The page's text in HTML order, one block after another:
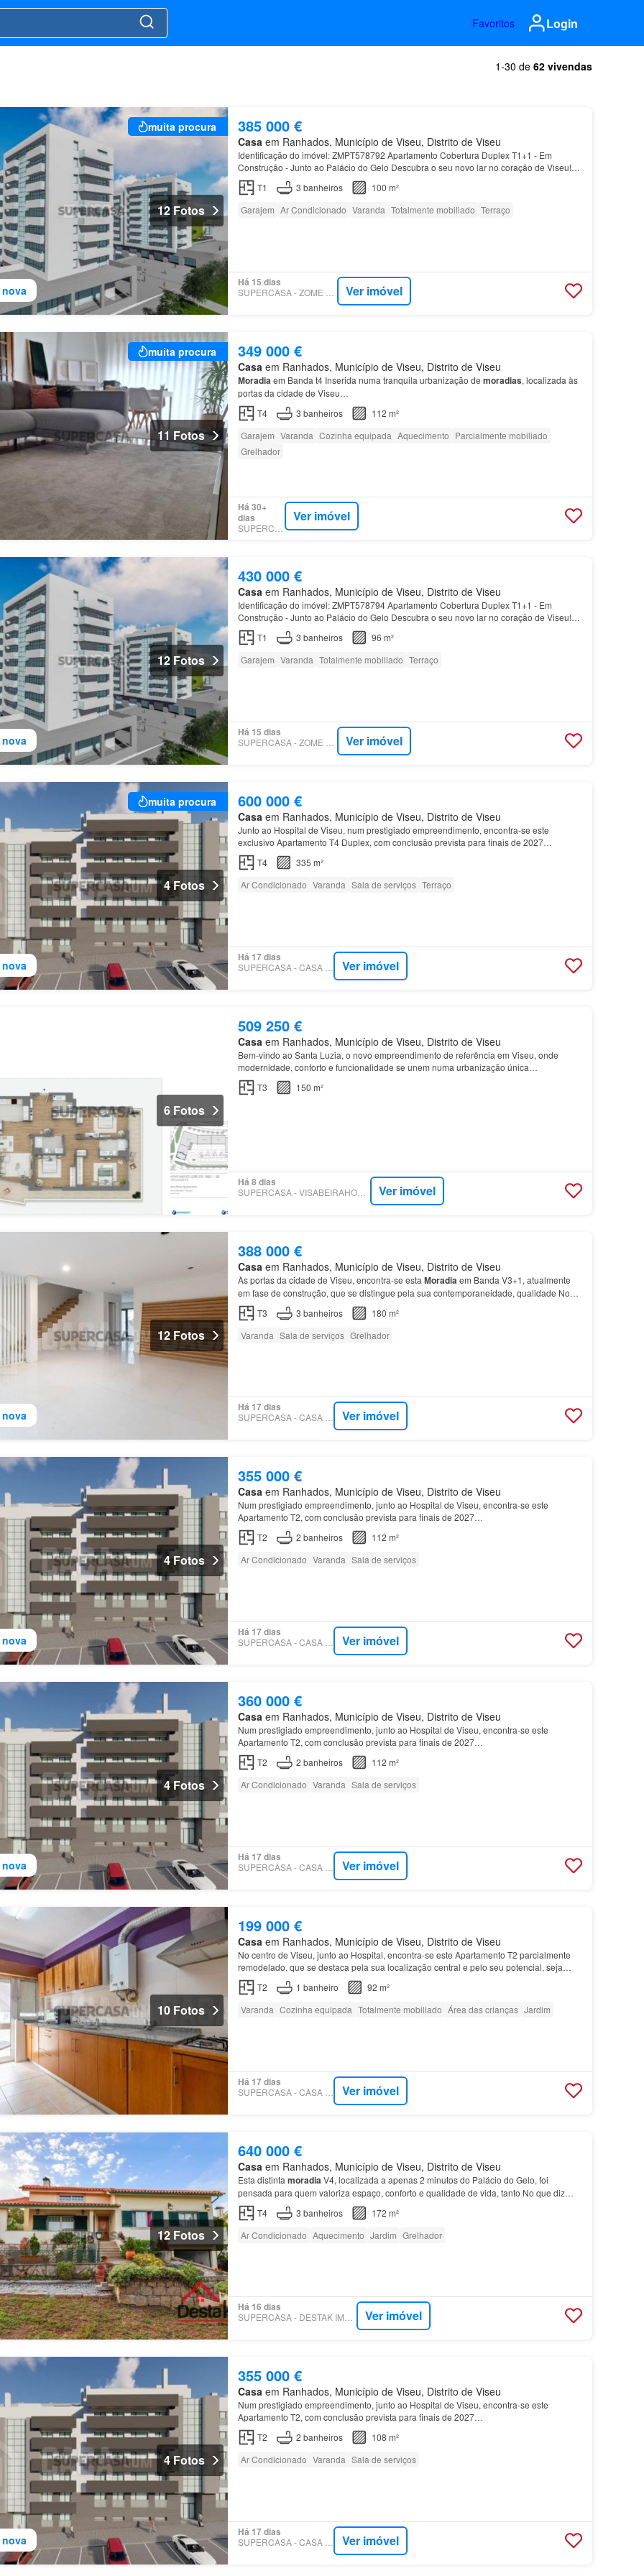
Favoritos Login
1-30 de 62 vivendas
muita procura
12 Fotos
385 000 €
Casaem Ranhados, Município de Viseu, Distrito de Viseu
Identificação do imóvel: ZMPT578792 Apartamento Cobertura Duplex T1+1 - Em
Construção - Junto ao Palácio do Gelo Descubra o seu novo lar no coração de Viseu!
Esta cobertura duplex T1+1 em fase de construção oferece o equilíbr…
T1 3 banheiros
100 m²
Garajem Ar Condicionado Varanda Totalmente mobiliado Terraço
Há 15 dias
SUPERCASA - ZOME GRUPO VIVA Ver imóvel
muita procura
11 Fotos
349 000 €
Casa em Ranhados, Município de Viseu, Distrito de Viseu
Moradiaem Banda t4 Inserida numa tranquila urbanização de moradias, localizada às
portas da cidade de Viseu…
T4
3 banheiros
112 m²
Garajem Varanda Cozinha equipada Aquecimento Parcialmente mobiliado
Grelhador
Há 30+
dias
SUPERCASA
Ver imóvel
12 Fotos
430 000 €
Casa em Ranhados, Município de Viseu, Distrito de Viseu
Identificação do imóvel: ZMPT578794 Apartamento Cobertura Duplex T1+1 - Em
Construção - Junto ao Palácio do Gelo Descubra o seu novo lar no coração de Viseu!
Esta cobertura duplex T1+1 em fase de construção oferece o equilíbr…
T1 3 banheiros
96 m²
Garajem Varanda Totalmente mobiliado Terraço
Há 15 dias
SUPERCASA - ZOME GRUPO VIVA Ver imóvel
muita procura
4 Fotos
600 000 €
Casa em Ranhados, Município de Viseu, Distrito de Viseu
Junto ao Hospital de Viseu, num prestigiado empreendimento, encontra-se este
exclusivo Apartamento T4 Duplex, com conclusão prevista para finais de 2027…
T4
335 m²
Ar Condicionado Varanda Sala de serviços Terraço
Há 17 dias
SUPERCASA - CASA COM CASA Ver imóvel
6 Fotos
509 250 €
Casa em Ranhados, Município de Viseu, Distrito de Viseu
Bem-vindo ao Santa Luzia, o novo empreendimento de referência em Viseu, onde
modernidade, conforto e funcionalidade se unem numa urbanização única…
T3
150 m²
Há 8 dias
SUPERCASA - VISABEIRAHOUSE – SOCIEDADE DE MEDIAÇÃO IMOBILIÁRIA, SA Ver imóvel
12 Fotos
388 000 €
Casa em Ranhados, Município de Viseu, Distrito de Viseu
Às portas da cidade de Viseu, encontra-se esta Moradiaem Banda V3+1, atualmente
em fase de construção, que se distingue pela sua contemporaneidade, qualidade No
rés-do-chão, a
oferece uma organização prática e harmon…
T3 3 banheiros
180 m²
Varanda Sala de serviços Grelhador
Há 17 dias
SUPERCASA - CASA COM CASA Ver imóvel
4 Fotos
355 000 €
Casa em Ranhados, Município de Viseu, Distrito de Viseu
Num prestigiado empreendimento, junto ao Hospital de Viseu, encontra-se este
Apartamento T2, com conclusão prevista para finais de 2027…
T2
2 banheiros
112 m²
Ar Condicionado Varanda Sala de serviços
Há 17 dias
Ver imóvel
4 Fotos
360 000 €
Casa em Ranhados, Município de Viseu, Distrito de Viseu
Num prestigiado empreendimento, junto ao Hospital de Viseu, encontra-se este
Apartamento T2, com conclusão prevista para finais de 2027…
T2
2 banheiros
112 m²
Ar Condicionado Varanda Sala de serviços
Há 17 dias
Ver imóvel
10 Fotos
199 000 €
Casa em Ranhados, Município de Viseu, Distrito de Viseu
No centro de Viseu, junto ao Hospital, encontra-se este Apartamento T2 parcialmente
remodelado, que se destaca pela sua localização central e pelo seu potencial, seja
para habitação própria ou investimento…
T2 1 banheiro
92 m²
Varanda Cozinha equipada Totalmente mobiliado Área das crianças Jardim
Há 17 dias
Ver imóvel
12 Fotos
640 000 €
Casa em Ranhados, Município de Viseu, Distrito de Viseu
Esta distinta moradiaV4, localizada a apenas 2 minutos do Palácio do Gelo, foi
pensada para quem valoriza espaço, conforto e qualidade de vida, tanto No que diz
respeito ao conforto, a
moradiadispõe de termo-acumulador, rec…
T4 3 banheiros
172 m²
Ar Condicionado Aquecimento Jardim Grelhador
Há 16 dias
Ver imóvel
4 Fotos
355 000 €
Casa em Ranhados, Município de Viseu, Distrito de Viseu
Num prestigiado empreendimento, junto ao Hospital de Viseu, encontra-se este
Apartamento T2, com conclusão prevista para finais de 2027…
T2
2 banheiros
108 m²
Ar Condicionado Varanda Sala de serviços
Há 17 dias
Ver imóvel